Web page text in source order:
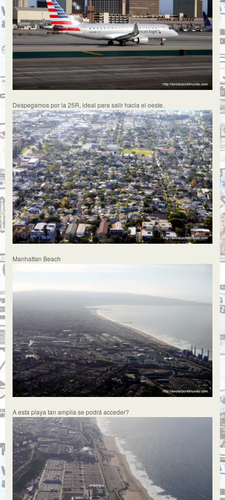
Despegamos por la 25R, ideal para salir hacia el oeste.
Manhattan Beach
A esta playa tan amplia se podrá acceder?